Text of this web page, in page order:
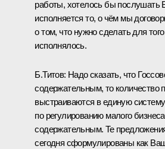
работы, хотелось бы послушать
исполняется то, о чём мы
о том, что нужно сделать для
исполнялось.
Б.Титов: Надо сказать, что
содержательным, то количество
выстраиваются в единую
по регулированию малого
содержательным. Те
сегодня сформулированы как